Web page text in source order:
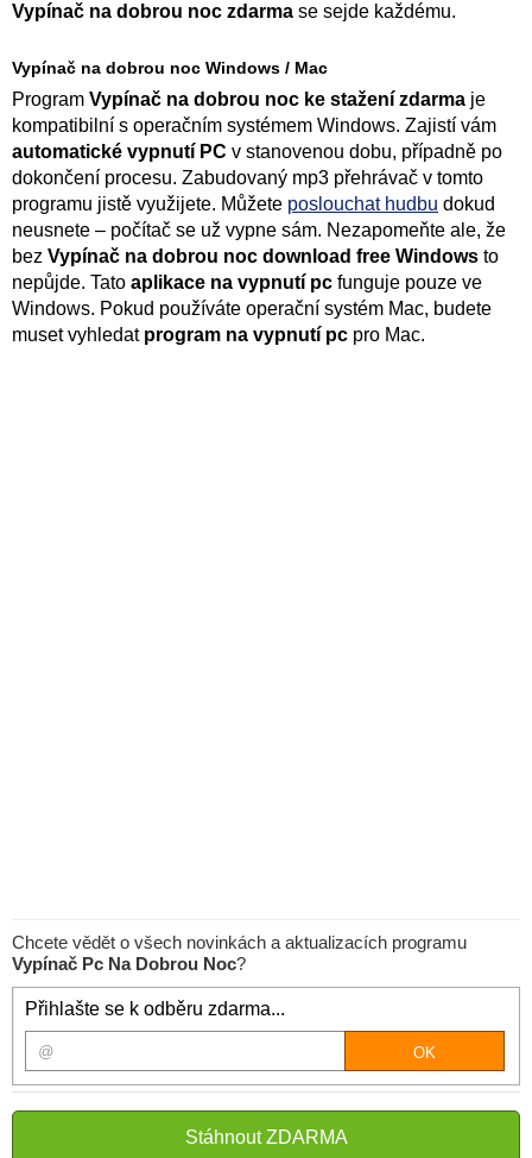
Vypínač na dobrou noc zdarma se sejde každému.
Vypínač na dobrou noc Windows / Mac
Program Vypínač na dobrou noc ke stažení zdarma je
kompatibilní s operačním systémem Windows. Zajistí vám
automatické vypnutí PC v stanovenou dobu, případně po
dokončení procesu. Zabudovaný mp3 přehrávač v tomto
programu jistě využijete. Můžete poslouchat hudbu dokud
neusnete – počítač se už vypne sám. Nezapomeňte ale, že
bez Vypínač na dobrou noc download free Windows to
nepůjde. Tato aplikace na vypnutí pc funguje pouze ve
Windows. Pokud používáte operační systém Mac, budete
muset vyhledat program na vypnutí pc pro Mac.
Chcete vědět o všech novinkách a aktualizacích programu
Vypínač Pc Na Dobrou Noc?
Přihlašte se k odběru zdarma...
Stáhnout ZDARMA